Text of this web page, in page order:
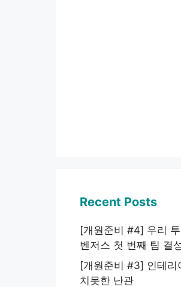
Recent Posts
[개원준비 #4] 우리
벤저스 첫 번째 팀 결
[개원준비 #3] 인테리
치못한 난관